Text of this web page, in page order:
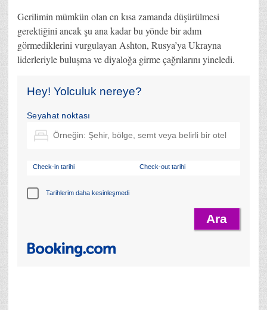
Gerilimin mümkün olan en kısa zamanda düşürülmesi
gerektiğini ancak şu ana kadar bu yönde bir adım
görmediklerini vurgulayan Ashton, Rusya’ya Ukrayna
liderleriyle buluşma ve diyaloğa girme çağrılarını yineledi.
Hey! Yolculuk nereye?
Seyahat noktası
Check-in tarihi Check-out tarihi
Tarihlerim daha kesinleşmedi